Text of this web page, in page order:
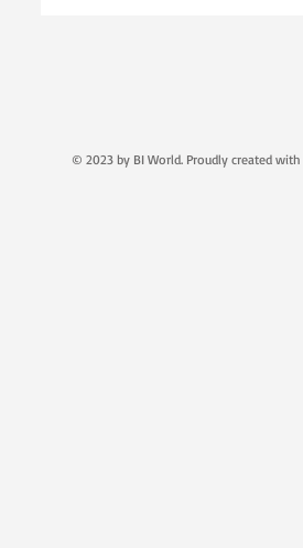
© 2023 by BI World. Proudly created with